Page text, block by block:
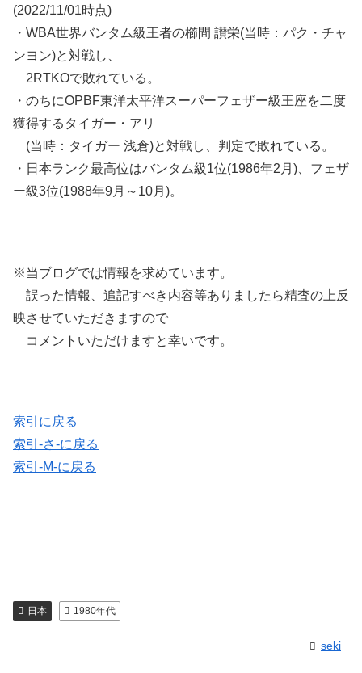
(2022/11/01時点)
・WBA世界バンタム級王者の櫛間 讃栄(当時：パク・チャ
ンヨン)と対戦し、
2RTKOで敗れている。
・のちにOPBF東洋太平洋スーパーフェザー級王座を二度
獲得するタイガー・アリ
(当時：タイガー 浅倉)と対戦し、判定で敗れている。
・日本ランク最高位はバンタム級1位(1986年2月)、フェザ
ー級3位(1988年9月～10月)。
※当ブログでは情報を求めています。
誤った情報、追記すべき内容等ありましたら精査の上反
映させていただきますので
コメントいただけますと幸いです。
索引に戻る
索引-さ-に戻る
索引-M-に戻る
日本 1980年代
seki